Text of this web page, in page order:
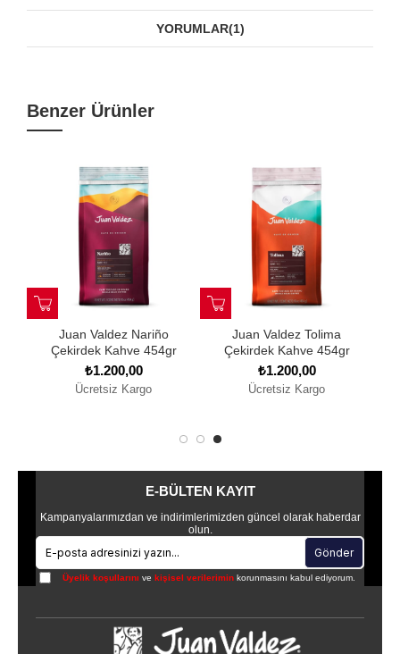
YORUMLAR(1)
Benzer Ürünler
Valdez Santander
Kahve 454gr
Ücretsiz Kargo
Juan Valdez Caldas
Çekirdek Kahve 454gr
Ücretsiz Kargo
Juan
Çekirdek
E-BÜLTEN KAYIT
Kampanyalarımızdan ve indirimlerimizden güncel olarak haberdar
olun.
Gönder
Üyelik koşullarını ve kişisel verilerimin korunmasını kabul ediyorum.